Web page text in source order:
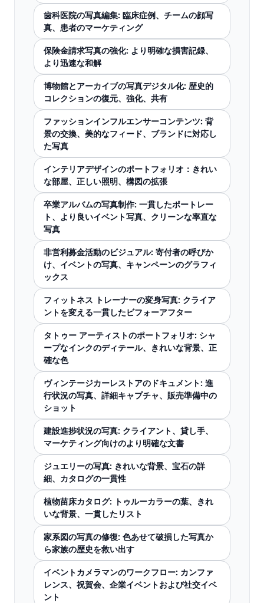
歯科医院の写真編集: 臨床症例、チームの顔写
真、患者のマーケティング
保険金請求写真の強化: より明確な損害記録、
より迅速な和解
博物館とアーカイブの写真デジタル化: 歴史的
コレクションの復元、強化、共有
ファッションインフルエンサーコンテンツ: 背
景の交換、美的なフィード、ブランドに対応し
た写真
インテリアデザインのポートフォリオ：きれい
な部屋、正しい照明、構図の拡張
卒業アルバムの写真制作: 一貫したポートレー
ト、より良いイベント写真、クリーンな率直な
写真
非営利募金活動のビジュアル: 寄付者の呼びか
け、イベントの写真、キャンペーンのグラフィ
ックス
フィットネス トレーナーの変身写真: クライア
ントを変える一貫したビフォーアフター
タトゥー アーティストのポートフォリオ: シャ
ープなインクのディテール、きれいな背景、正
確な色
ヴィンテージカーレストアのドキュメント: 進
行状況の写真、詳細キャプチャ、販売準備中の
ショット
建設進捗状況の写真: クライアント、貸し手、
マーケティング向けのより明確な文書
ジュエリーの写真: きれいな背景、宝石の詳
細、カタログの一貫性
植物苗床カタログ: トゥルーカラーの葉、きれ
いな背景、一貫したリスト
家系図の写真の修復: 色あせて破損した写真か
ら家族の歴史を救い出す
イベントカメラマンのワークフロー: カンファ
レンス、祝賀会、企業イベントおよび社交イベ
ント